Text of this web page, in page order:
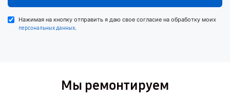
Нажимая на кнопку отправить я даю свое согласие на обработку моих
персональных данных.
Мы ремонтируем